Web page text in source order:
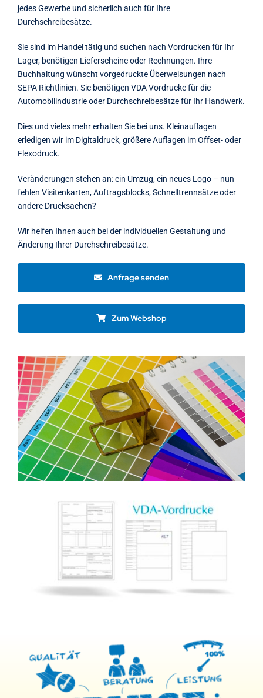
jedes Gewerbe und sicherlich auch für Ihre
Durchschreibesätze.
Sie sind im Handel tätig und suchen nach Vordrucken für Ihr
Lager, benötigen Lieferscheine oder Rechnungen. Ihre
Buchhaltung wünscht vorgedruckte Überweisungen nach
SEPA Richtlinien. Sie benötigen VDA Vordrucke für die
Automobilindustrie oder Durchschreibesätze für Ihr Handwerk.
Dies und vieles mehr erhalten Sie bei uns. Kleinauflagen
erledigen wir im Digitaldruck, größere Auflagen im Offset- oder
Flexodruck.
Veränderungen stehen an: ein Umzug, ein neues Logo – nun
fehlen Visitenkarten, Auftragsblocks, Schnelltrennsätze oder
andere Drucksachen?
Wir helfen Ihnen auch bei der individuellen Gestaltung und
Änderung Ihrer Durchschreibesätze.
Anfrage senden
Zum Webshop